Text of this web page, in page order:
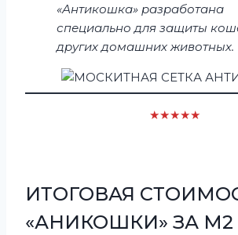
«Антикошка» разработана
специально для защиты
других домашних животных.
★★★★★
ИТОГОВАЯ
«АНИКОШКИ» ЗА М2